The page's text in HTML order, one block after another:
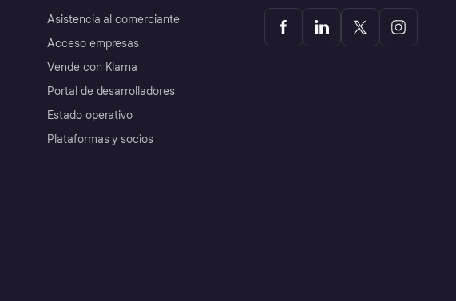
Asistencia al comerciante
Acceso empresas
Vende con Klarna
Portal de desarrolladores
Estado operativo
Plataformas y socios